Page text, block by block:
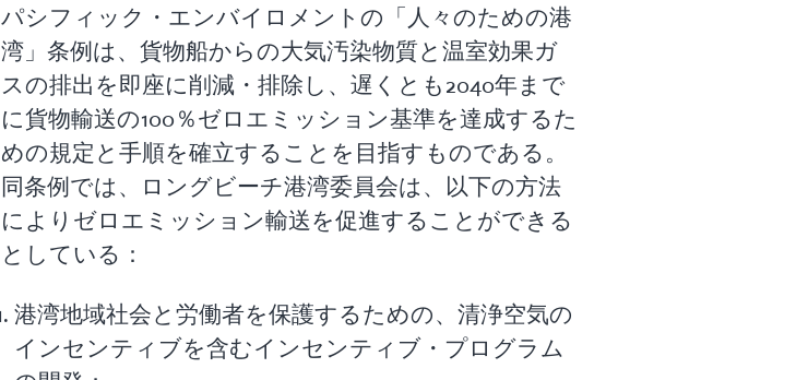
パシフィック・エンバイロメントの「人々のための港
湾」条例は、貨物船からの大気汚染物質と温室効果ガ
スの排出を即座に削減・排除し、遅くとも2040年まで
に貨物輸送の100％ゼロエミッション基準を達成するた
めの規定と手順を確立することを目指すものである。
同条例では、ロングビーチ港湾委員会は、以下の方法
によりゼロエミッション輸送を促進することができる
としている：
港湾地域社会と労働者を保護するための、清浄空気の
インセンティブを含むインセンティブ・プログラム